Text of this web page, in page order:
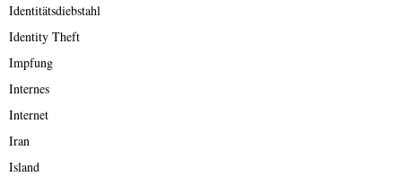
Identitätsdiebstahl
Identity Theft
Impfung
Internes
Internet
Iran
Island